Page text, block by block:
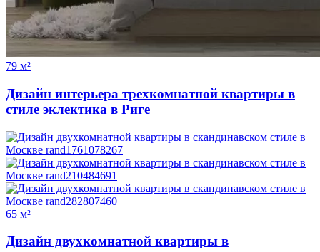
79 м²
Дизайн интерьера трехкомнатной квартиры в
стиле эклектика в Риге
65 м²
Дизайн двухкомнатной квартиры в